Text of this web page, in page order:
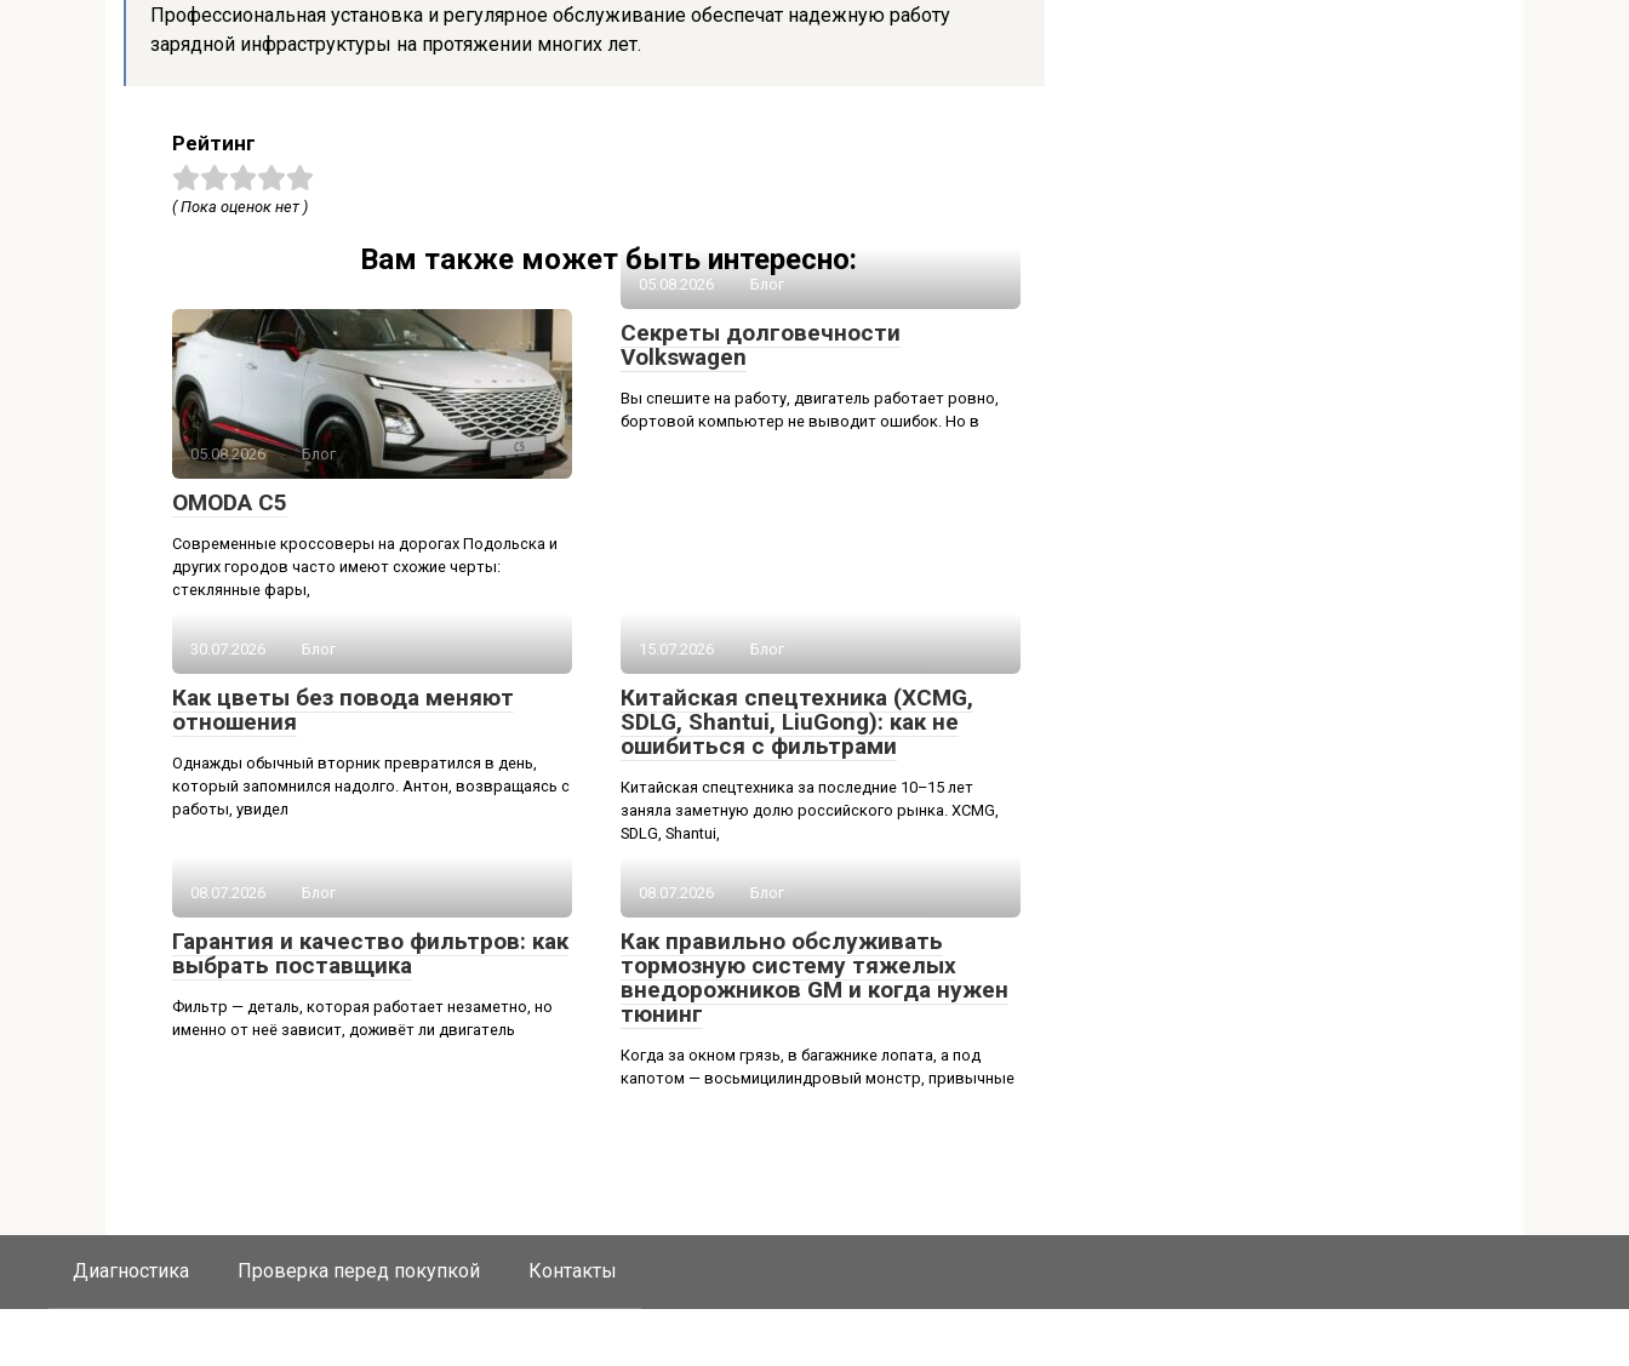
Профессиональная установка и регулярное обслуживание обеспечат надежную работу
зарядной инфраструктуры на протяжении многих лет.
Рейтинг
( Пока оценок нет )
Вам также может быть интересно:
05.08.2026 Блог
OMODA C5
Современные кроссоверы на дорогах Подольска и
других городов часто имеют схожие черты:
стеклянные фары,
05.08.2026 Блог
Секреты долговечности
Volkswagen
Вы спешите на работу, двигатель работает ровно,
бортовой компьютер не выводит ошибок. Но в
30.07.2026 Блог
Как цветы без повода меняют
отношения
Однажды обычный вторник превратился в день,
который запомнился надолго. Антон, возвращаясь с
работы, увидел
15.07.2026 Блог
Китайская спецтехника (XCMG,
SDLG, Shantui, LiuGong): как не
ошибиться с фильтрами
Китайская спецтехника за последние 10–15 лет
заняла заметную долю российского рынка. XCMG,
SDLG, Shantui,
08.07.2026 Блог
Гарантия и качество фильтров: как
выбрать поставщика
Фильтр — деталь, которая работает незаметно, но
именно от неё зависит, доживёт ли двигатель
08.07.2026 Блог
Как правильно обслуживать
тормозную систему тяжелых
внедорожников GM и когда нужен
тюнинг
Когда за окном грязь, в багажнике лопата, а под
капотом — восьмицилиндровый монстр, привычные
Диагностика Проверка перед покупкой Контакты